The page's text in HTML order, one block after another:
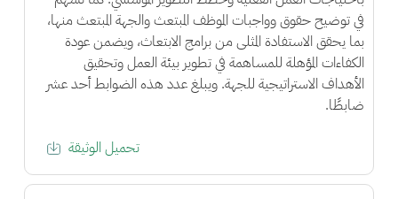
في توضيح حقوق وواجبات الموظف المبتعث والجهة المبتعث منها،
بما يحقق الاستفادة المثلى من برامج الابتعاث، ويضمن عودة
الكفاءات المؤهلة للمساهمة في تطوير بيئة العمل وتحقيق
الأهداف الاستراتيجية للجهة. ويبلغ عدد هذه الضوابط أحد عشر
ضابطًا.
تحميل الوثيقة